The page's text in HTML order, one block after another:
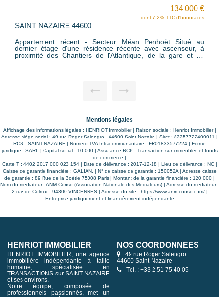
232 500 €
dont 5.68% TTC d'honoraires
SAINT NAZAIRE 44600
Appartement T3 avec Garage, Parking et Cave. A moins de
400m des plages de Saint-Nazaire, secteur Bonne Anse.
Dans une résidence de 2002, aux pieds des commerces et
balcon côté parc au calme, cuisine indépendante aménagée
privative et d'une cave. A découvrir dans votre agence
HENRIOT IMMOBILIER.Mentions légales
Affichage des informations légales : HENRIOT Immobilier | Raison sociale : Henriot Immobilier |
Adresse siège social : 49 rue Roger Salengro - 44600 Saint-Nazaire | Siret : 83357722400011 |
RCS : SAINT NAZAIRE | Numero TVA Intracommunautaire : FR01833577224 | Forme
juridique : SARL | Capital social : 10 000 | Assurance RCP : Transaction sur immeubles et fonds
de commerce |
Carte T : 4402 2017 000 023 154 | Date de délivrance : 2017-12-18 | Lieu de délivrance : NC |
Caisse de garantie financière : GALIAN. | N° de caisse de garantie : 150052A | Adresse caisse
de garantie : 89 Rue de la Boétie 75008 Paris | Montant de la garantie financière : 120 000 |
Nom du médiateur : ANM Conso (Association Nationale des Médiateurs) | Adresse du médiateur :
2 rue de Colmar - 94300 VINCENNES | Adresse du site : https://www.anm-conso.com/|
Entreprise juridiquement et financièrement indépendante
HENRIOT IMMOBILIER
HENRIOT IMMOBILIER, une agence
immobilière indépendante à taille
humaine, spécialisée en
TRANSACTIONS sur SAINT-NAZAIRE
et ses environs.
Notre équipe, composée de
professionnels passionnés, met un
NOS COORDONNÉES
49 rue Roger Salengro
44600 Saint-Nazaire
Tél. : +33 2 51 75 40 05